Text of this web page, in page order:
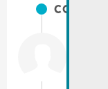
CONTACTS